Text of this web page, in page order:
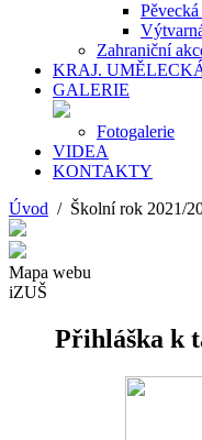
Zahraniční
KRAJ.
GALERIE
Fotogalerie
VIDEA
KONTAKTY
Úvod / Školní rok 2021/
Mapa webu
iZUŠ
Přihláška k